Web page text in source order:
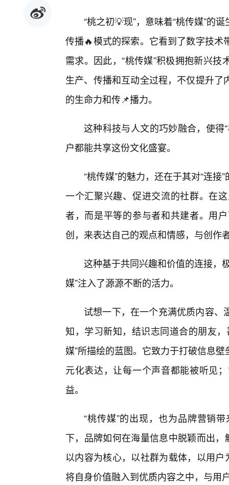
“桃之初💡现”，意味着“桃传媒”的
传播🔥模式的探索。它看到了数字技
需求。因此，“桃传媒”积极拥抱新兴
生产、传播和互动全过程，不仅提升
的生命力和传📌播力。
这种科技与人文的巧妙融合，使得
户都能共享这份文化盛宴。
“桃传媒”的魅力，还在于其对“连
一个汇聚兴趣、促进交流的社群。在
者，而是平等的参与者和共建者。用
创，来表达自己的观点和情感，与创作
这种基于共同兴趣和价值的连接，
媒”注入了源源不断的活力。
试想一下，在一个充满优质内容、
知，学习新知，结识志同道合的朋友
媒”所描绘的蓝图。它致力于打破信息
元化表达，让每一个声音都能被听见
益。
“桃传媒”的出现，也为品牌营销
下，品牌如何在海量信息中脱颖而出
以内容为核心，以社群为载体，以用
将自身价值融入到优质内容之中，与用